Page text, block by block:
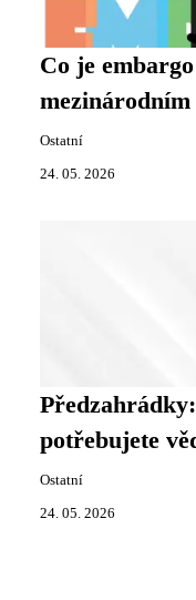
Co je
mezinárodním
Ostatní
24. 05. 2026
potřebujete
Ostatní
24. 05. 2026